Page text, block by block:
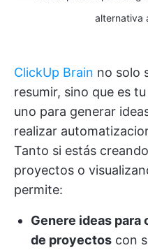
alternativa
ClickUp Brain no solo
resumir, sino que es
uno para generar
realizar
Tanto si estás
proyectos o
permite:
Genere ideas para
de proyectos con